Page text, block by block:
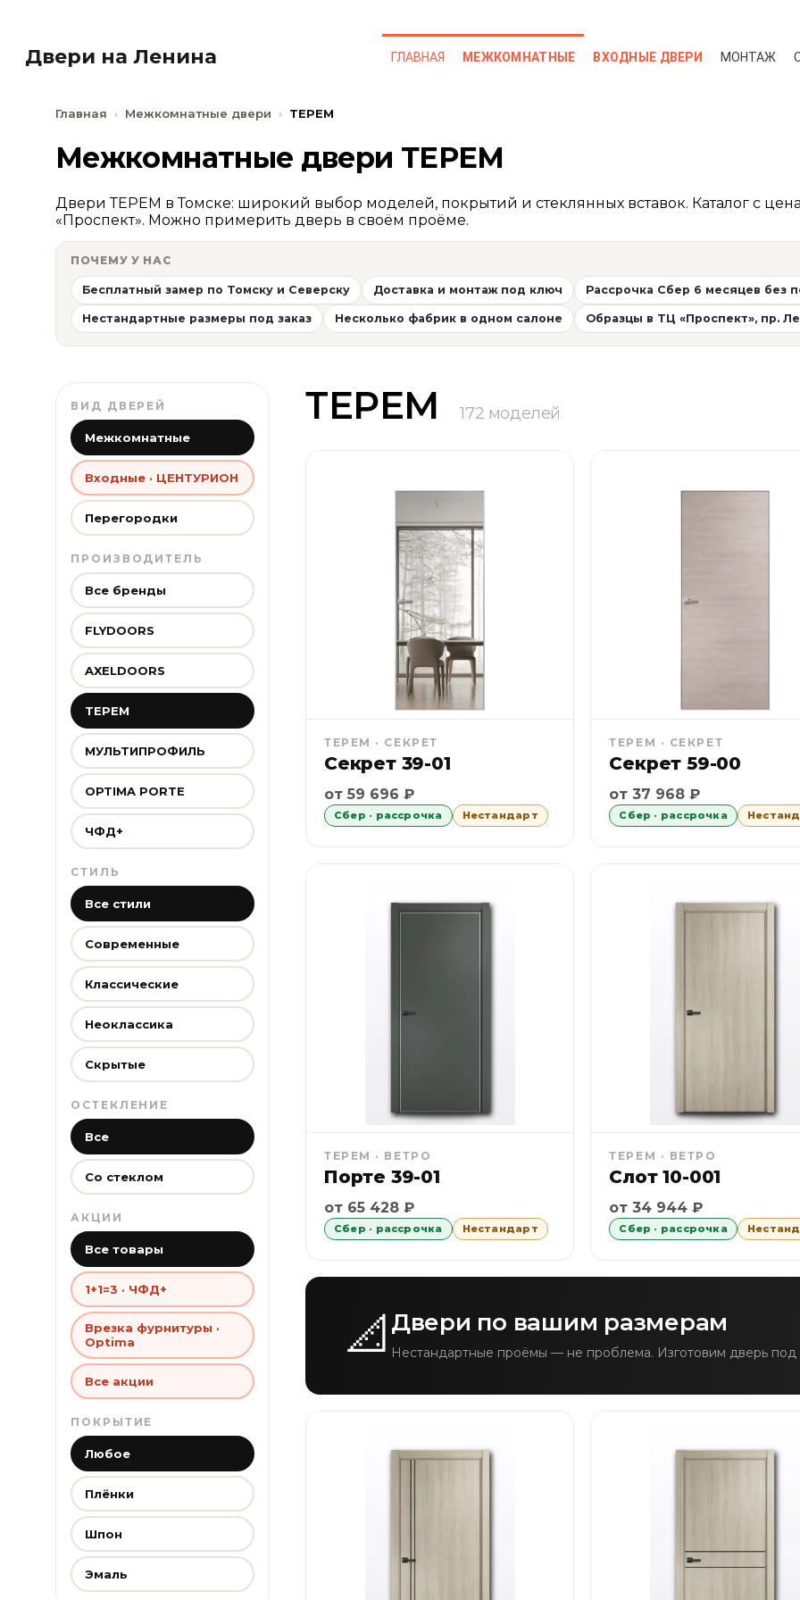
Двери на Ленина ГЛАВНАЯ МЕЖКОМНАТНЫЕ ВХОДНЫЕ ДВЕРИ МОНТАЖ
Главная Межкомнатные двери ТЕРЕМ
Межкомнатные двери ТЕРЕМ
Двери ТЕРЕМ в Томске: широкий выбор моделей, покрытий и стеклянных вставок. Каталог с
«Проспект». Можно примерить дверь в своём проёме.
ПОЧЕМУ У НАС
Бесплатный замер по Томску и Северску Доставка и монтаж под ключ Рассрочка Сбер 6 месяцев без
Нестандартные размеры под заказ Несколько фабрик в одном салоне Образцы в ТЦ «Проспект», пр.
ВИД ДВЕРЕЙ
Межкомнатные
Входные · ЦЕНТУРИОН
Перегородки
ПРОИЗВОДИТЕЛЬ
Все бренды
FLYDOORS
AXELDOORS
ТЕРЕМ
МУЛЬТИПРОФИЛЬ
OPTIMA PORTE
ЧФД+
СТИЛЬ
Все стили
Современные
Классические
Неоклассика
Скрытые
ОСТЕКЛЕНИЕ
Все
Со стеклом
АКЦИИ
Все товары
1+1=3 · ЧФД+
Врезка фурнитуры ·
Optima
Все акции
ПОКРЫТИЕ
Любое
Плёнки
Шпон
Эмаль
ТЕРЕМ 172 моделей
ТЕРЕМ · СЕКРЕТ
Секрет 39-01
от 59 696 ₽
Сбер · рассрочка Нестандарт
Рассрочка Сбер 6 месяцев без первоначального взноса
ТЕРЕМ · СЕКРЕТ
Секрет 59-00
от 37 968 ₽
Сбер · рассрочка
Рассрочка Сбер 6
ТЕРЕМ · ВЕТРО
Порте 39-01
от 65 428 ₽
Сбер · рассрочка Нестандарт
Рассрочка Сбер 6 месяцев без первоначального взноса
ТЕРЕМ · ВЕТРО
Слот 10-001
от 34 944 ₽
Сбер · рассрочка
Рассрочка Сбер 6
📐 Двери по вашим размерам
Нестандартные проёмы — не проблема. Изготовим дверь